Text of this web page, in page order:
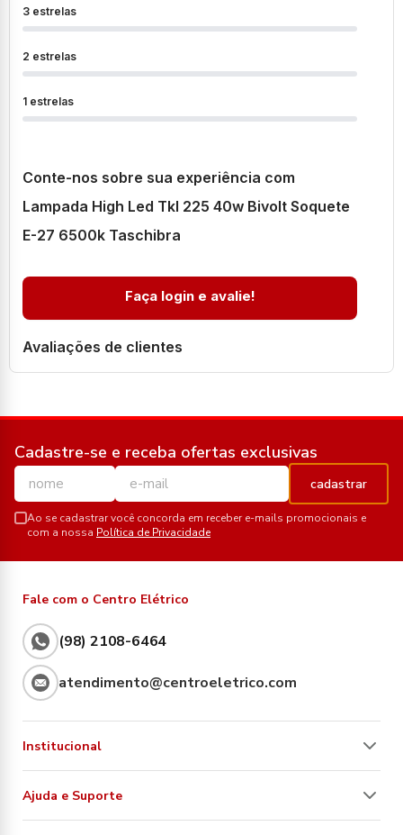
3 estrelas
2 estrelas
1 estrelas
Conte-nos sobre sua experiência com
Lampada High Led Tkl 225 40w Bivolt Soquete
E-27 6500k Taschibra
Faça login e avalie!
Avaliações de clientes
Cadastre-se e receba ofertas exclusivas
cadastrar
Ao se cadastrar você concorda em receber e-mails promocionais e
com a nossa Política de Privacidade
Fale com o Centro Elétrico
(98) 2108-6464
atendimento@centroeletrico.com
Institucional
Ajuda e Suporte